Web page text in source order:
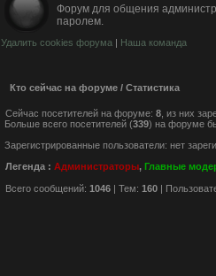
Форум для общения
паролем.
Удалить cookies форума | Наша команда
Кто сейчас на форуме / Статистика
Сейчас посетителей на форуме: 8 , из них
Больше всего посетителей (339) на форуме
Зарегистрированные пользователи: нет
Легенда : Администраторы, Главные
Всего сообщений: 1046 | Тем: 160 |